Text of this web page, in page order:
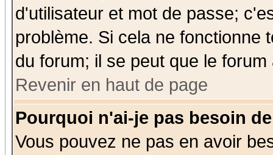
d'utilisateur et mot de passe;
problème. Si cela ne fonctionne
du forum; il se peut que le
Revenir en haut de page
Pourquoi n'ai-je pas besoin
Vous pouvez ne pas en avoir